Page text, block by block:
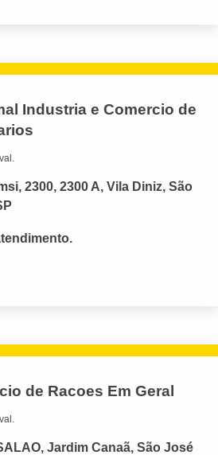
Industria e Comercio de
2300, 2300 A, Vila Diniz, São
de Racoes Em Geral
Jardim Canaã, São José